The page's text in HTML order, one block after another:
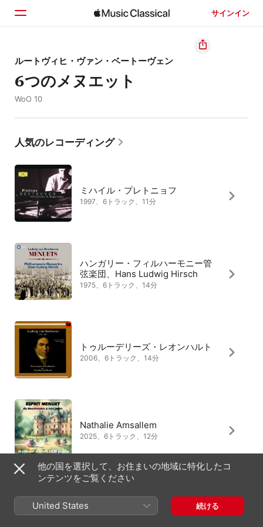
サインイン
ホーム
見つける
ルートヴィヒ・ヴァン・ベートーヴェン
6つのメヌエット
WoO 10
人気のレコーディング
ミハイル・プレトニョフ
1997、6トラック、11分
ハンガリー・フィルハーモニー管
弦楽団、Hans Ludwig Hirsch
1975、6トラック、14分
トゥルーデリーズ・レオンハルト
2006、6トラック、14分
Nathalie Amsallem
2025、6トラック、12分
ランバート・オルキス、アンネ=
ゾフィー・ムター
他の国を選択して、お住まいの地域に特化したコ
ンテンツをご覧ください
United States 続ける